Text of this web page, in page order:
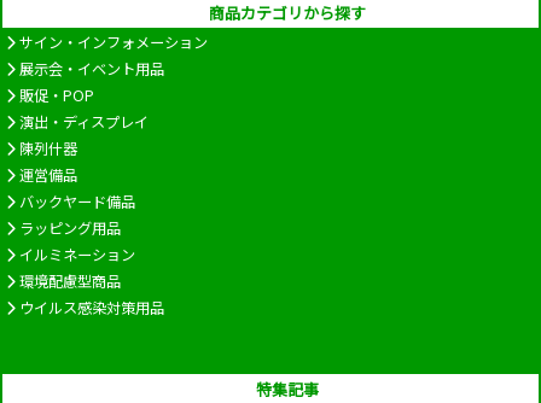
商品カテゴリから探す
サイン・インフォメーション
展示会・イベント用品
販促・POP
演出・ディスプレイ
陳列什器
運営備品
バックヤード備品
ラッピング用品
イルミネーション
環境配慮型商品
ウイルス感染対策用品
特集記事